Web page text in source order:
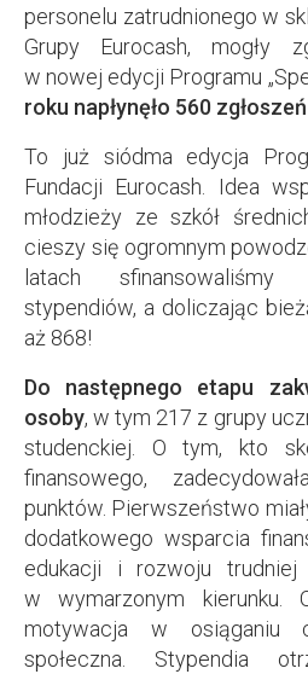
personelu zatrudnionego w
Grupy Eurocash, mogły
w nowej edycji Programu
roku napłynęło 560 zgłoszeń
To już siódma edycja
Fundacji Eurocash. Idea
młodzieży ze szkół
cieszy się ogromnym
latach sfinansowaliśmy
stypendiów, a doliczając
aż 868!
Do następnego etapu
osoby, w tym 217 z grupy
studenckiej. O tym, kto
finansowego,
punktów. Pierwszeństwo
dodatkowego wsparcia
edukacji i rozwoju trudniej
w wymarzonym kierunku.
motywacja w osiąganiu
społeczna. Stypendia